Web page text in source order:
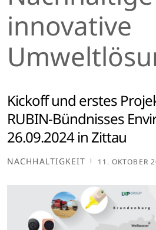
innovative
Kickoff und erstes
RUBIN-Bündnisses
26.09.2024 in Zittau
NACHHALTIGKEIT 11. OKTOBER